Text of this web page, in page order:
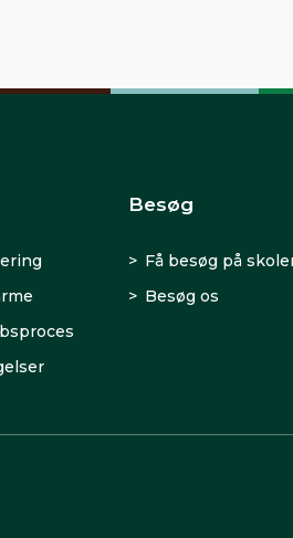
Besøg
Få besøg på
Besøg os